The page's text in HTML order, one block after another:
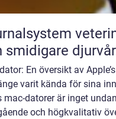
veterinär nyckeln till en
smidigare
En översikt av
varit kända för sina
mac-datorer är inget
och högkvalitativ